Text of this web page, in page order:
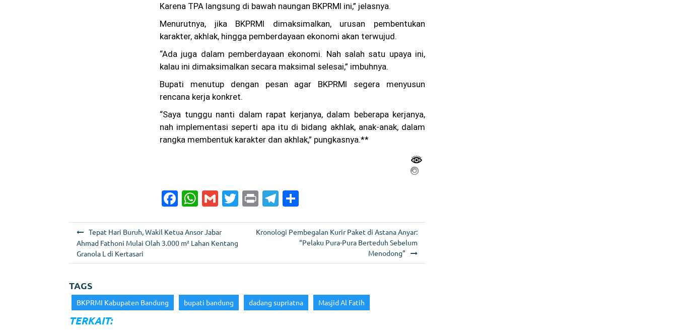
Karena TPA langsung di bawah naungan BKPRMI ini,” jelasnya.
Menurutnya, jika BKPRMI dimaksimalkan, urusan pembentukan
karakter, akhlak, hingga pemberdayaan ekonomi akan terwujud.
“Ada juga dalam pemberdayaan ekonomi. Nah salah satu upaya ini,
kalau ini dimaksimalkan secara maksimal selesai,” imbuhnya.
Bupati menutup dengan pesan agar BKPRMI segera menyusun
rencana kerja konkret.
“Saya tunggu nanti dalam rapat kerjanya, dalam beberapa kerjanya,
nah implementasi seperti apa itu di bidang akhlak, anak-anak, dalam
rangka membentuk karakter dan akhlak,” pungkasnya.**
F
a
c
e
b
o
k
W
h
a
ts
A
p
G
m
ai
l
T
w
itt
Pr
in
t
T
el
e
a
ar
e
g
s
Tepat Hari Buruh, Wakil Ketua Ansor Jabar
Ahmad Fathoni Mulai Olah 3.000 m² Lahan Kentang
Granola L di Kertasari
Kronologi Pembegalan Kurir Paket di Astana Anyar:
“Pelaku Pura-Pura Berteduh Sebelum
Menodong”
TAGS
BKPRMI Kabupaten Bandung bupati bandung dadang supriatna Masjid Al Fatih
TERKAIT: